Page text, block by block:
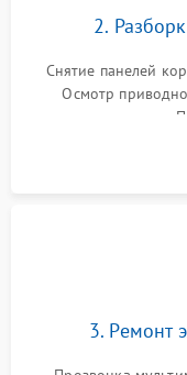
2.
Снятие панелей
Осмотр
амортизаторов.
крестовины на
3. Ремонт